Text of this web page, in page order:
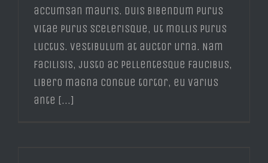
accumsan mauris. Duis bibendum purus
vitae purus scelerisque, ut mollis purus
luctus. Vestibulum at auctor urna. Nam
facilisis, justo ac pellentesque faucibus,
libero magna congue tortor, eu varius
ante [...]